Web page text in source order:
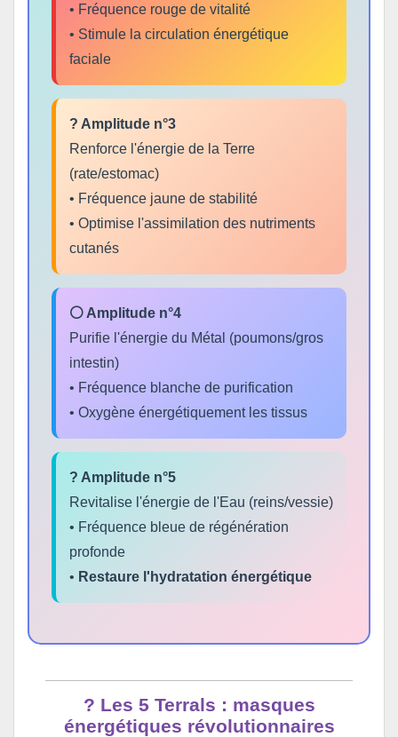
• Fréquence rouge de vitalité
• Stimule la circulation énergétique
faciale
? Amplitude n°3
Renforce l'énergie de la Terre
(rate/estomac)
• Fréquence jaune de stabilité
• Optimise l'assimilation des nutriments
cutanés
⚪ Amplitude n°4
Purifie l'énergie du Métal (poumons/gros
intestin)
• Fréquence blanche de purification
• Oxygène énergétiquement les tissus
? Amplitude n°5
Revitalise l'énergie de l'Eau (reins/vessie)
• Fréquence bleue de régénération
profonde
• Restaure l'hydratation énergétique
? Les 5 Terrals : masques
énergétiques révolutionnaires